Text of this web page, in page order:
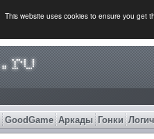
This website uses cookies to ensure you get
GoodGame Аркады Гонки